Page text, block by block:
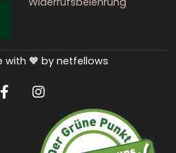
with 🧡 by netfellows